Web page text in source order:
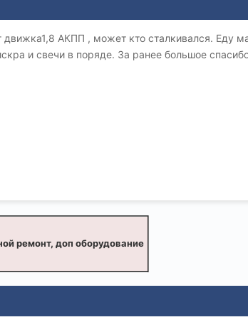
АКПП , может кто сталкивался. Еду
и свечи в поряде. За ранее большое
ремонт, доп оборудование